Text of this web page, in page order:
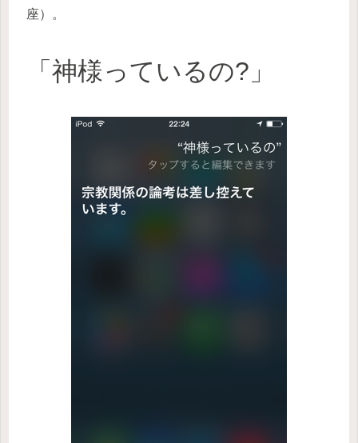
座）。
「神様っているの?」